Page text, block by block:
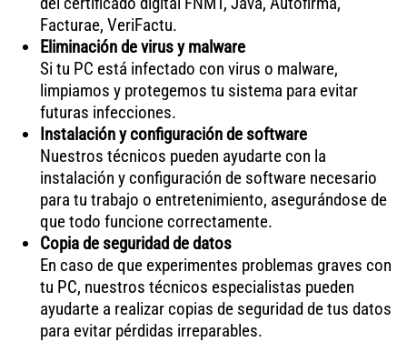
Facturae, VeriFactu.
Eliminación de virus y malware
Si tu PC está infectado con virus o malware,
limpiamos y protegemos tu sistema para evitar
futuras infecciones.
Instalación y configuración de software
Nuestros técnicos pueden ayudarte con la
instalación y configuración de software necesario
para tu trabajo o entretenimiento, asegurándose de
que todo funcione correctamente.
Copia de seguridad de datos
En caso de que experimentes problemas graves con
tu PC, nuestros técnicos especialistas pueden
ayudarte a realizar copias de seguridad de tus datos
para evitar pérdidas irreparables.